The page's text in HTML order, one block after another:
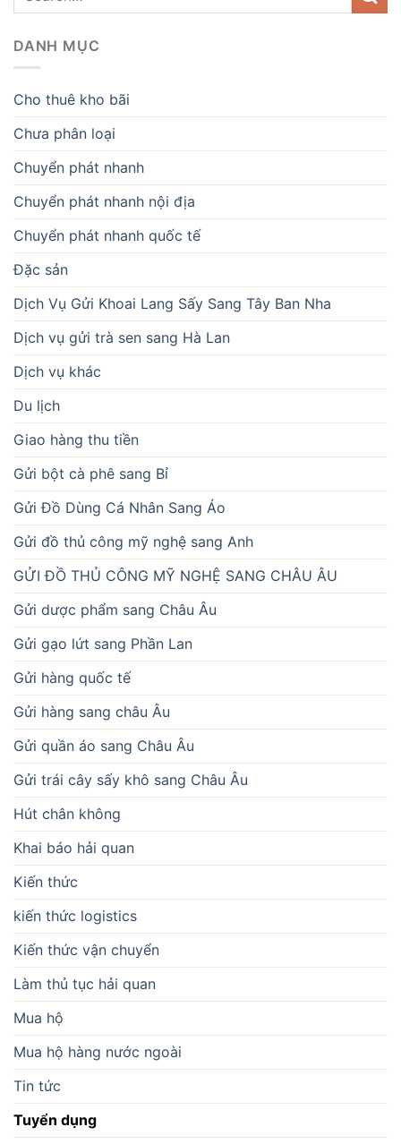
DANH MỤC
Cho thuê kho bãi
Chưa phân loại
Chuyển phát nhanh
Chuyển phát nhanh nội địa
Chuyển phát nhanh quốc tế
Đặc sản
Dịch Vụ Gửi Khoai Lang Sấy Sang Tây Ban Nha
Dịch vụ gửi trà sen sang Hà Lan
Dịch vụ khác
Du lịch
Giao hàng thu tiền
Gửi bột cà phê sang Bỉ
Gửi Đồ Dùng Cá Nhân Sang Áo
Gửi đồ thủ công mỹ nghệ sang Anh
GỬI ĐỒ THỦ CÔNG MỸ NGHỆ SANG CHÂU ÂU
Gửi dược phẩm sang Châu Âu
Gửi gạo lứt sang Phần Lan
Gửi hàng quốc tế
Gửi hàng sang châu Âu
Gửi quần áo sang Châu Âu
Gửi trái cây sấy khô sang Châu Âu
Hút chân không
Khai báo hải quan
Kiến thức
kiến thức logistics
Kiến thức vận chuyển
Làm thủ tục hải quan
Mua hộ
Mua hộ hàng nước ngoài
Tin tức
Tuyển dụng